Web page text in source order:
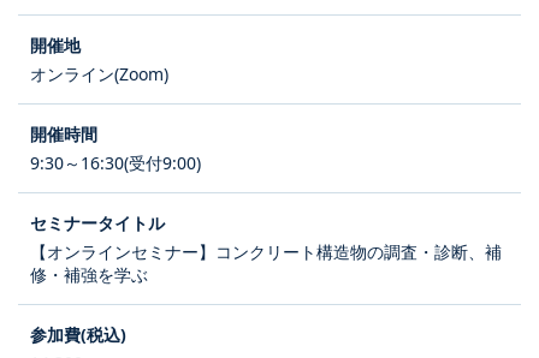
オンライン(Zoom)
9:30～16:30(受付9:00)
【オンラインセミナー】コンクリート構造物の調査・診断、補
修・補強を学ぶ